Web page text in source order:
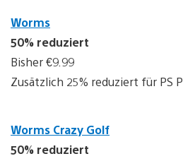
Worms
50% reduziert
Bisher €9.99
Zusätzlich 25% reduziert für PS
Worms Crazy Golf
50% reduziert